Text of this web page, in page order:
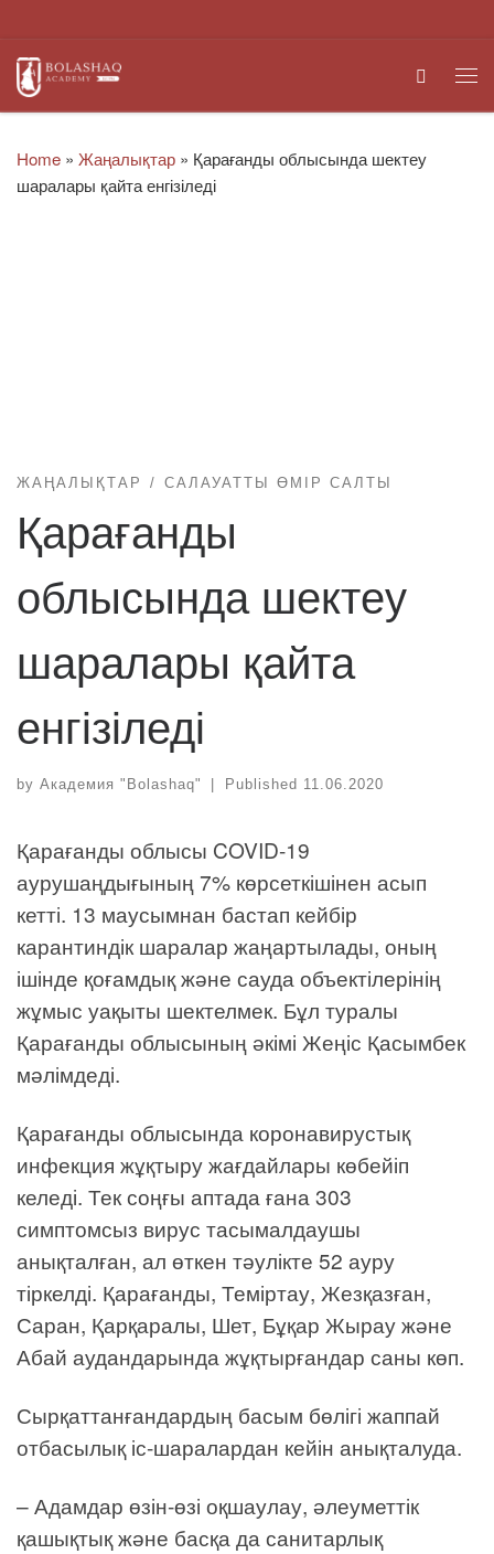
Search
Home » Жаңалықтар » Қарағанды облысында шектеу
шаралары қайта енгізіледі
ЖАҢАЛЫҚТАР САЛАУАТТЫ ӨМІР САЛТЫ
Қарағанды
облысында шектеу
шаралары қайта
енгізіледі
by Академия "Bolashaq" | Published 11.06.2020
Қарағанды облысы COVID-19
аурушаңдығының 7% көрсеткішінен асып
кетті. 13 маусымнан бастап кейбір
карантиндік шаралар жаңартылады, оның
ішінде қоғамдық және сауда объектілерінің
жұмыс уақыты шектелмек. Бұл туралы
Қарағанды облысының әкімі Жеңіс Қасымбек
мәлімдеді.
Қарағанды облысында коронавирустық
инфекция жұқтыру жағдайлары көбейіп
келеді. Тек соңғы аптада ғана 303
симптомсыз вирус тасымалдаушы
анықталған, ал өткен тәулікте 52 ауру
тіркелді. Қарағанды, Теміртау, Жезқазған,
Саран, Қарқаралы, Шет, Бұқар Жырау және
Абай аудандарында жұқтырғандар саны көп.
Сырқаттанғандардың басым бөлігі жаппай
отбасылық іс-шаралардан кейін анықталуда.
– Адамдар өзін-өзі оқшаулау, әлеуметтік
қашықтық және басқа да санитарлық